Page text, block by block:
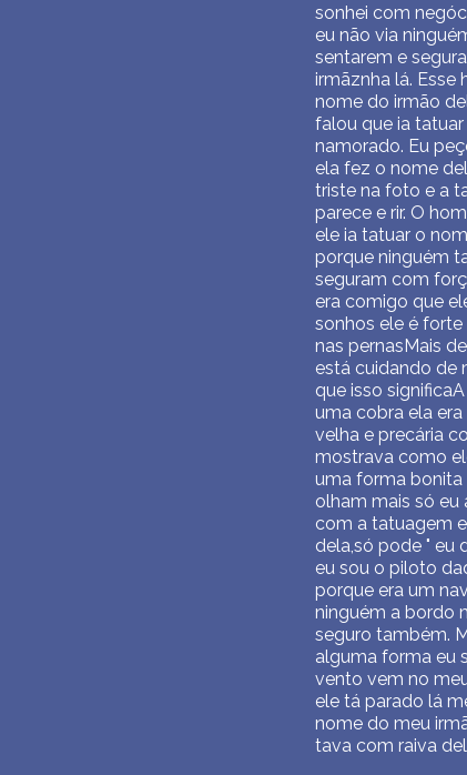
sonhei com
eu não via
sentarem e
irmãznha lá.
nome do irmão
falou que ia
namorado. Eu
ela fez o nome
triste na foto e a
parece e rir. O
ele ia tatuar o
porque ninguém
seguram com
era comigo que
sonhos ele é
nas pernasMais
está cuidando de
que isso
uma cobra ela
velha e precária
mostrava como
uma forma bonita
olham mais só
com a tatuagem
dela,só pode " eu
eu sou o piloto
porque era um
ninguém a bordo
seguro também.
alguma forma eu
vento vem no
ele tá parado lá
nome do meu
tava com raiva